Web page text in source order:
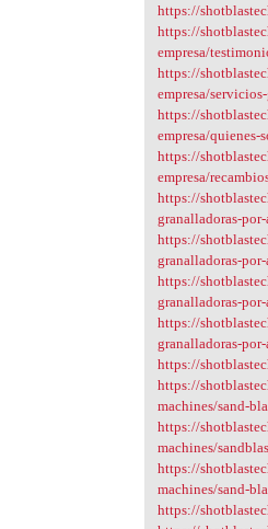
https://
https://
empresa/
https://
empresa/
https://
empresa/quienes-
https://
empresa/
https://
granalladoras-
https://
granalladoras-
https://
granalladoras-
https://
granalladoras-
https://
https://
machines/sand-
https://
machines/
https://
machines/sand-
https://